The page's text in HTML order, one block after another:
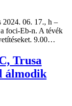
2024. 06. 17., h –
foci-Eb-n. A tévék
9.00…
Trusa
álmodik